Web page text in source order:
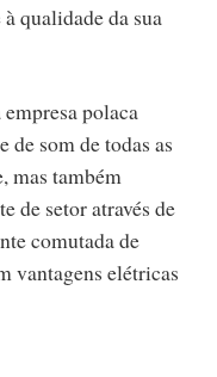
qualidade da sua
polaca
som de todas as
mas também
de setor através de
comutada de
vantagens elétricas